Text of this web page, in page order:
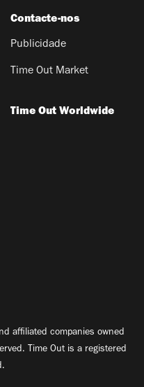
Contacte-nos
Publicidade
Time Out Market
Time Out Worldwide
affiliated companies owned
Time Out is a registered